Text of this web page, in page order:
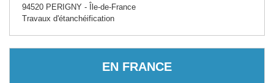
94520 PERIGNY - Île-de-France
Travaux d'étanchéification
EN FRANCE